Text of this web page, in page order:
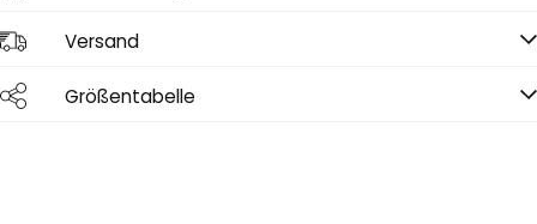
Versand
Größentabelle